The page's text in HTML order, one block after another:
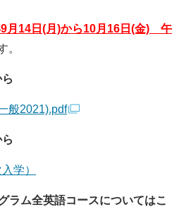
月14日(月)から10月16日(金) 午
。
般2021).pdf
学）
ラム全英語コースについてはこ